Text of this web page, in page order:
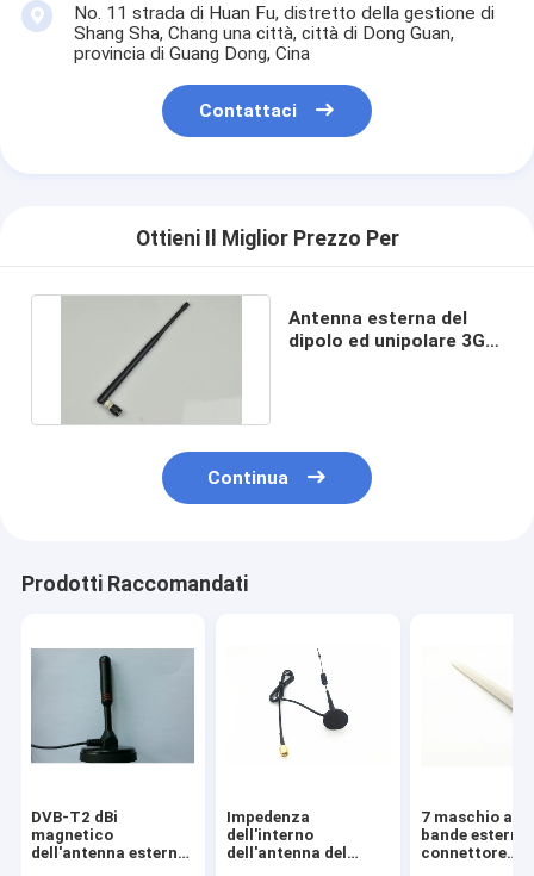
No. 11 strada di Huan Fu, distretto della gestione di
Shang Sha, Chang una città, città di Dong Guan,
provincia di Guang Dong, Cina
Contattaci
Ottieni Il Miglior Prezzo Per
Antenna esterna del
dipolo ed unipolare 3G
Continua
Prodotti Raccomandati
DVB-T2 dBi
magnetico
dell'antenna esterna
Impedenza
dell'interno
dell'antenna del
7 maschio a
bande esterno
connettore